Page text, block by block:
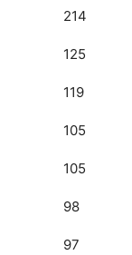
214
125
119
105
105
98
97